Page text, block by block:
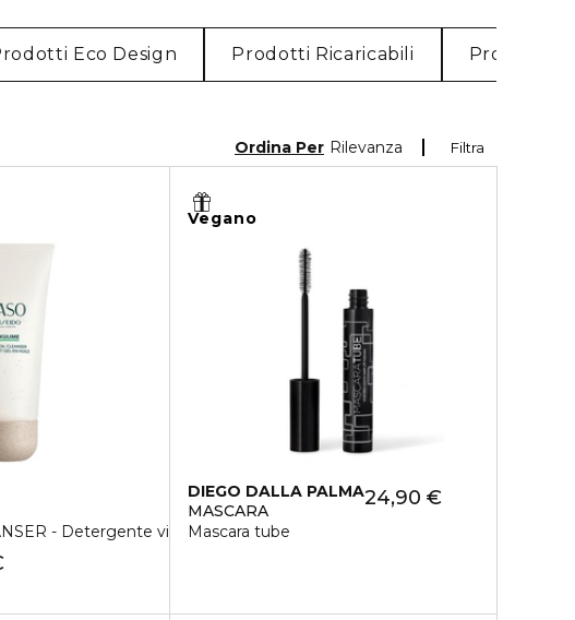
Eco Design Prodotti Ricaricabili Prodotti
Filtra
Ordina Per Rilevanza
- Detergente viso
Vegano
DIEGO DALLA PALMA
MASCARA
Mascara tube
24,90 €